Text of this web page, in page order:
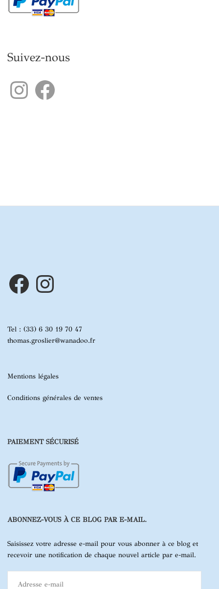
Suivez-nous
Instagram Facebook
Facebook Instagram
Tel : (33) 6 30 19 70 47
thomas.groslier@wanadoo.fr
Mentions légales
Conditions générales de ventes
PAIEMENT SÉCURISÉ
ABONNEZ-VOUS À CE BLOG PAR E-MAIL.
Saisissez votre adresse e-mail pour vous abonner à ce blog et
recevoir une notification de chaque nouvel article par e-mail.